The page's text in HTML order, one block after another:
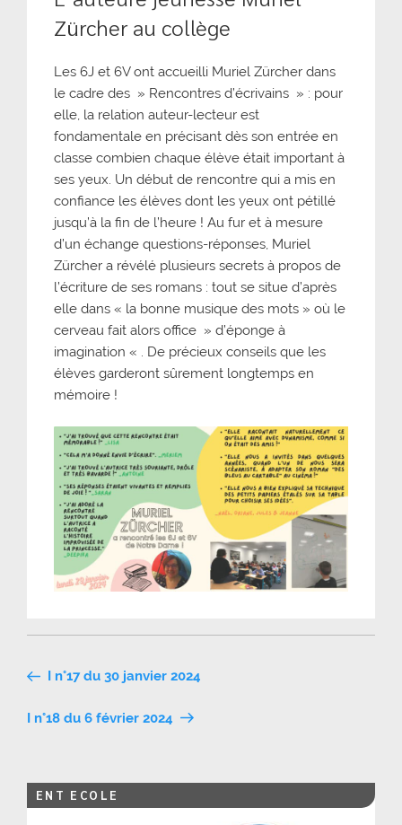
Zürcher au collège
Les 6J et 6V ont accueilli Muriel Zürcher dans
le cadre des » Rencontres d’écrivains » : pour
elle, la relation auteur-lecteur est
fondamentale en précisant dès son entrée en
classe combien chaque élève était important à
ses yeux. Un début de rencontre qui a mis en
confiance les élèves dont les yeux ont pétillé
jusqu’à la fin de l’heure ! Au fur et à mesure
d’un échange questions-réponses, Muriel
Zürcher a révélé plusieurs secrets à propos de
l’écriture de ses romans : tout se situe d’après
elle dans « la bonne musique des mots » où le
cerveau fait alors office » d’éponge à
imagination « . De précieux conseils que les
élèves garderont sûrement longtemps en
mémoire !
Navigation
de
I n°17 du 30 janvier 2024
I n°18 du 6 février 2024
ENT ECOLE